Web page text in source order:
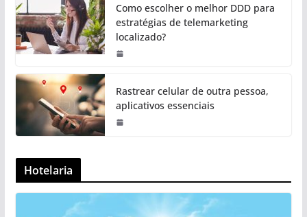
Como escolher o melhor DDD para
estratégias de telemarketing
localizado?
Rastrear celular de outra pessoa,
aplicativos essenciais
Hotelaria